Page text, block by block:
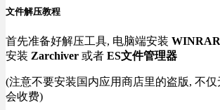
文件解压教程
首先准备好解压工具, 电脑端安装 WINRAR
安装 Zarchiver 或者 ES文件管理器
(注意不要安装国内应用商店里的盗版, 不
会收费)